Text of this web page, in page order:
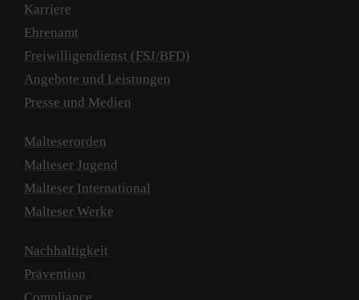
Karriere
Ehrenamt
Freiwilligendienst (FSJ/BFD)
Angebote und Leistungen
Presse und Medien
Malteserorden
Malteser Jugend
Malteser International
Malteser Werke
Nachhaltigkeit
Prävention